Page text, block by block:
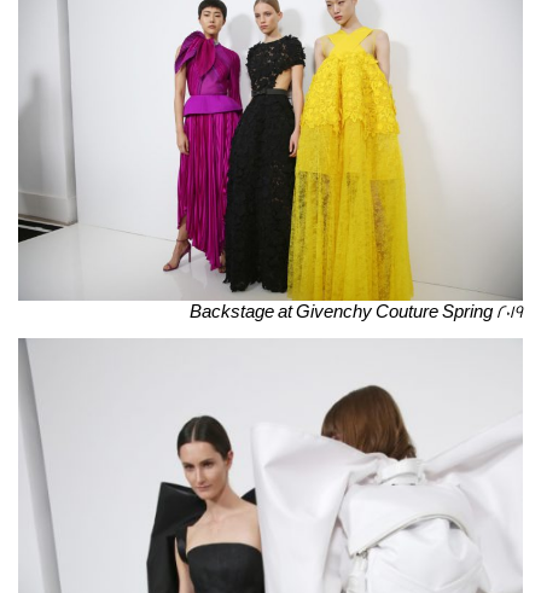
Backstage at Givenchy Couture Spring 2019